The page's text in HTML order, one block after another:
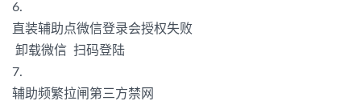
6.
直装辅助点微信登录会授权失败
卸载微信 扫码登陆
7.
辅助频繁拉闸第三方禁网